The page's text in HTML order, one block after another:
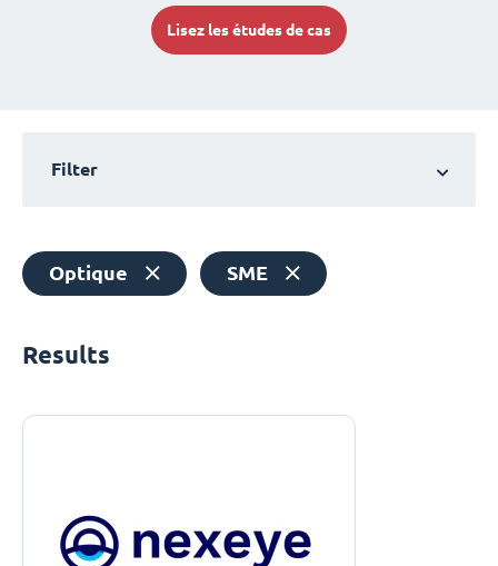
Lisez les études de cas
Filter
Optique SME
Results